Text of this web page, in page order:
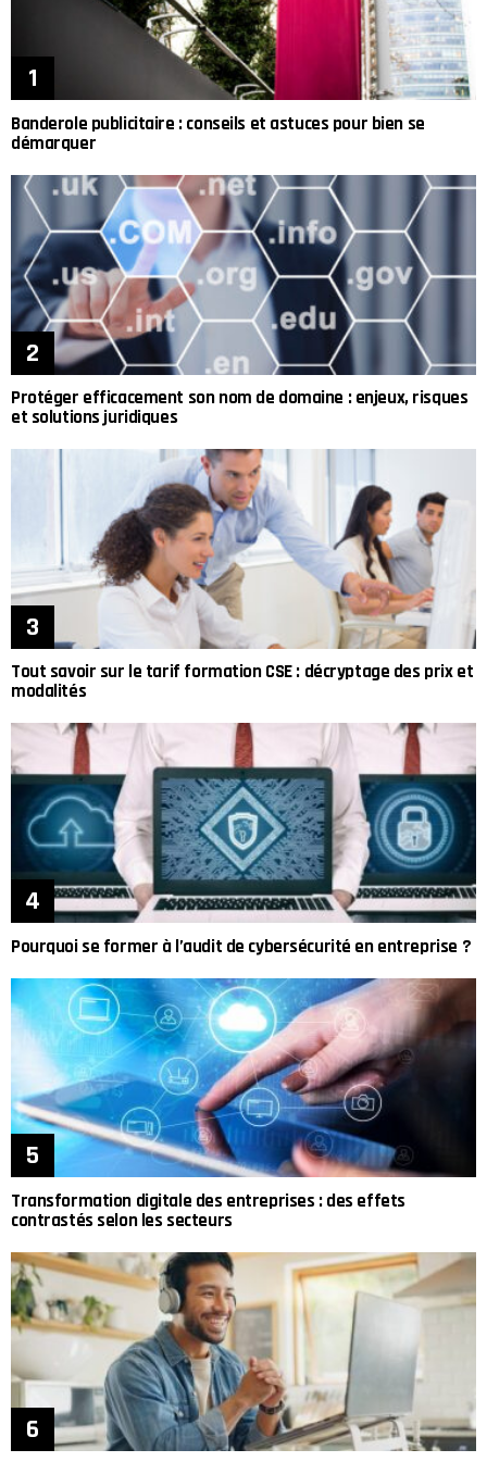
Banderole publicitaire : conseils et astuces pour bien se
démarquer
Protéger efficacement son nom de domaine : enjeux, risques
et solutions juridiques
Tout savoir sur le tarif formation CSE : décryptage des prix et
modalités
Pourquoi se former à l’audit de cybersécurité en entreprise ?
Transformation digitale des entreprises : des effets
contrastés selon les secteurs